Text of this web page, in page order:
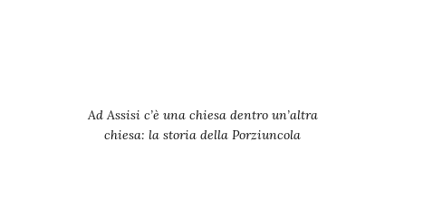
Ad Assisi c’è una chiesa dentro un’altra
chiesa: la storia della Porziuncola